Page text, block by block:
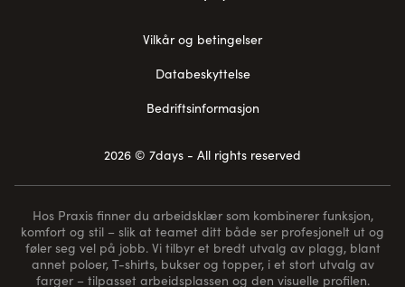
Vilkår og betingelser
Databeskyttelse
Bedriftsinformasjon
2026 © 7days - All rights reserved
Hos Praxis finner du arbeidsklær som kombinerer funksjon,
komfort og stil – slik at teamet ditt både ser profesjonelt ut og
føler seg vel på jobb. Vi tilbyr et bredt utvalg av plagg, blant
annet poloer, T-shirts, bukser og topper, i et stort utvalg av
farger – tilpasset arbeidsplassen og den visuelle profilen.